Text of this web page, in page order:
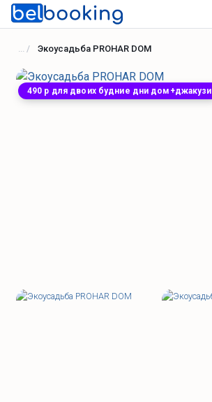
Экоусадьба PROHAR DOM
490 р для двоих будние дни дом+джакузи